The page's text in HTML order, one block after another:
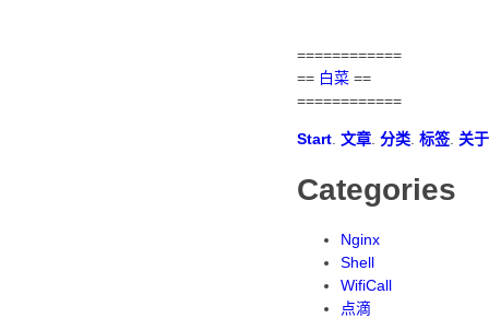
============
== 白菜 ==
============
Start 文章 分类 标签 关于
Categories
Nginx
Shell
WifiCall
点滴